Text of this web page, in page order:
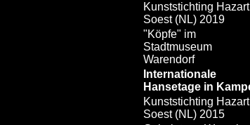
Kunststichting
Soest (NL) 2019
"Köpfe" im
Stadtmuseum
Warendorf
Internationale
Hansetage in
Kunststichting
Soest (NL) 2015